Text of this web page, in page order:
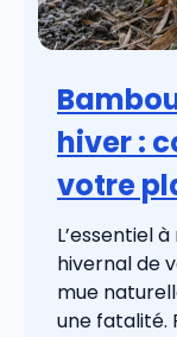
hiver :
votre
L’essentiel
hivernal de
mue
une fatalité.